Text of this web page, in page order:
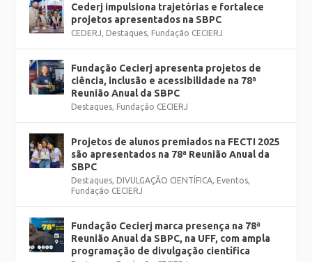
Cederj impulsiona trajetórias e fortalece
projetos apresentados na SBPC
CEDERJ, Destaques, Fundação CECIERJ
Fundação Cecierj apresenta projetos de
ciência, inclusão e acessibilidade na 78ª
Reunião Anual da SBPC
Destaques, Fundação CECIERJ
Projetos de alunos premiados na FECTI 2025
são apresentados na 78ª Reunião Anual da
SBPC
Destaques, DIVULGAÇÃO CIENTÍFICA, Eventos,
Fundação CECIERJ
Fundação Cecierj marca presença na 78ª
Reunião Anual da SBPC, na UFF, com ampla
programação de divulgação científica